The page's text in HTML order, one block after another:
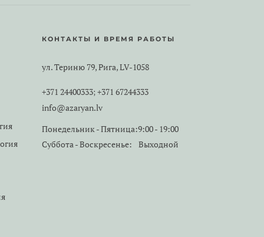
КОНТАКТЫ И ВРЕМЯ РАБОТЫ
ул. Териню 79, Рига, LV-1058
+371 24400333; +371 67244333
info@azaryan.lv
Понедельник - Пятница:9:00 - 19:00
Суббота - Воскресенье:
Выходной